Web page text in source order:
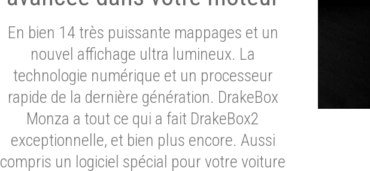
En bien 14 très puissante mappages et un
nouvel affichage ultra lumineux. La
technologie numérique et un processeur
rapide de la dernière génération. DrakeBox
Monza a tout ce qui a fait DrakeBox2
exceptionnelle, et bien plus encore. Aussi
compris un logiciel spécial pour votre voiture